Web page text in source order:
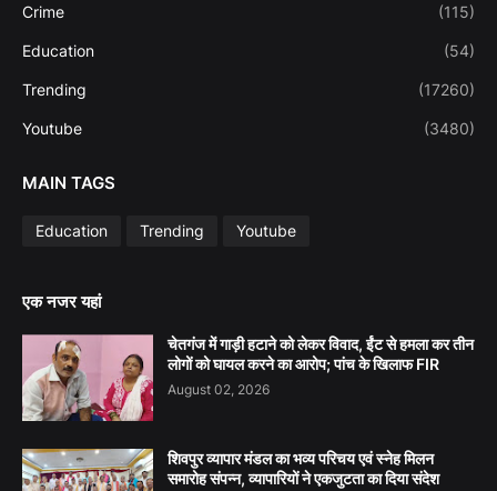
Crime (115)
Education (54)
Trending (17260)
Youtube (3480)
MAIN TAGS
Education Trending Youtube
एक नजर यहां
चेतगंज में गाड़ी हटाने को लेकर विवाद, ईंट से हमला कर तीन
लोगों को घायल करने का आरोप; पांच के खिलाफ FIR
August 02, 2026
शिवपुर व्यापार मंडल का भव्य परिचय एवं स्नेह मिलन
समारोह संपन्न, व्यापारियों ने एकजुटता का दिया संदेश